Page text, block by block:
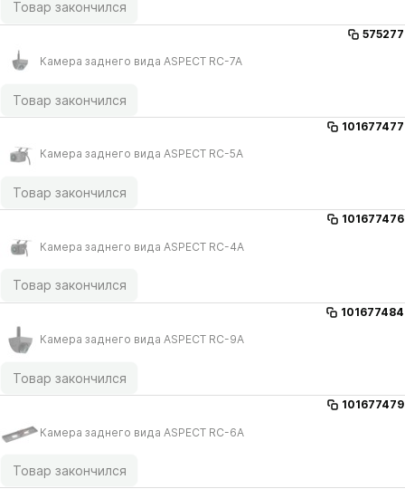
Товар закончился
575277
Камера заднего вида ASPECT RC-7A
Товар закончился
101677477
Камера заднего вида ASPECT RC-5A
Товар закончился
101677476
Камера заднего вида ASPECT RC-4A
Товар закончился
101677484
Камера заднего вида ASPECT RC-9A
Товар закончился
101677479
Камера заднего вида ASPECT RC-6A
Товар закончился